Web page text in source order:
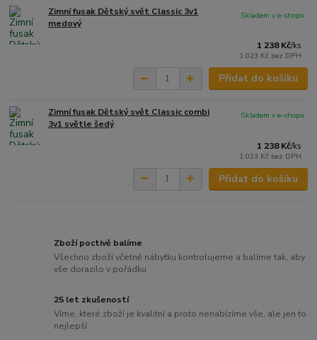
Zimní fusak Dětský svět Classic 3v1
medový
1 238 Kč/ks
1 023 Kč bez DPH
Skladem v e-shopu
Přidat do košíku
Zimní fusak Dětský svět Classic combi
3v1 světle šedý
1 238 Kč/ks
1 023 Kč bez DPH
Skladem v e-shopu
Přidat do košíku
Zboží poctivě balíme
Všechno zboží včetně nábytku kontrolujeme a balíme tak, aby
vše dorazilo v pořádku
25 let zkušeností
Víme, které zboží je kvalitní a proto nenabízíme vše, ale jen to
nejlepší